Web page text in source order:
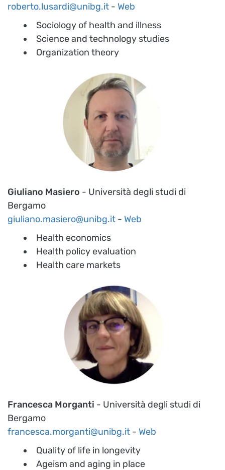
roberto.lusardi@unibg.it - Web
Sociology of health and illness
Science and technology studies
Organization theory
Giuliano Masiero - Università degli studi di
Bergamo
giuliano.masiero@unibg.it - Web
Health economics
Health policy evaluation
Health care markets
Francesca Morganti - Università degli studi di
Bergamo
francesca.morganti@unibg.it - Web
Quality of life in longevity
Ageism and aging in place